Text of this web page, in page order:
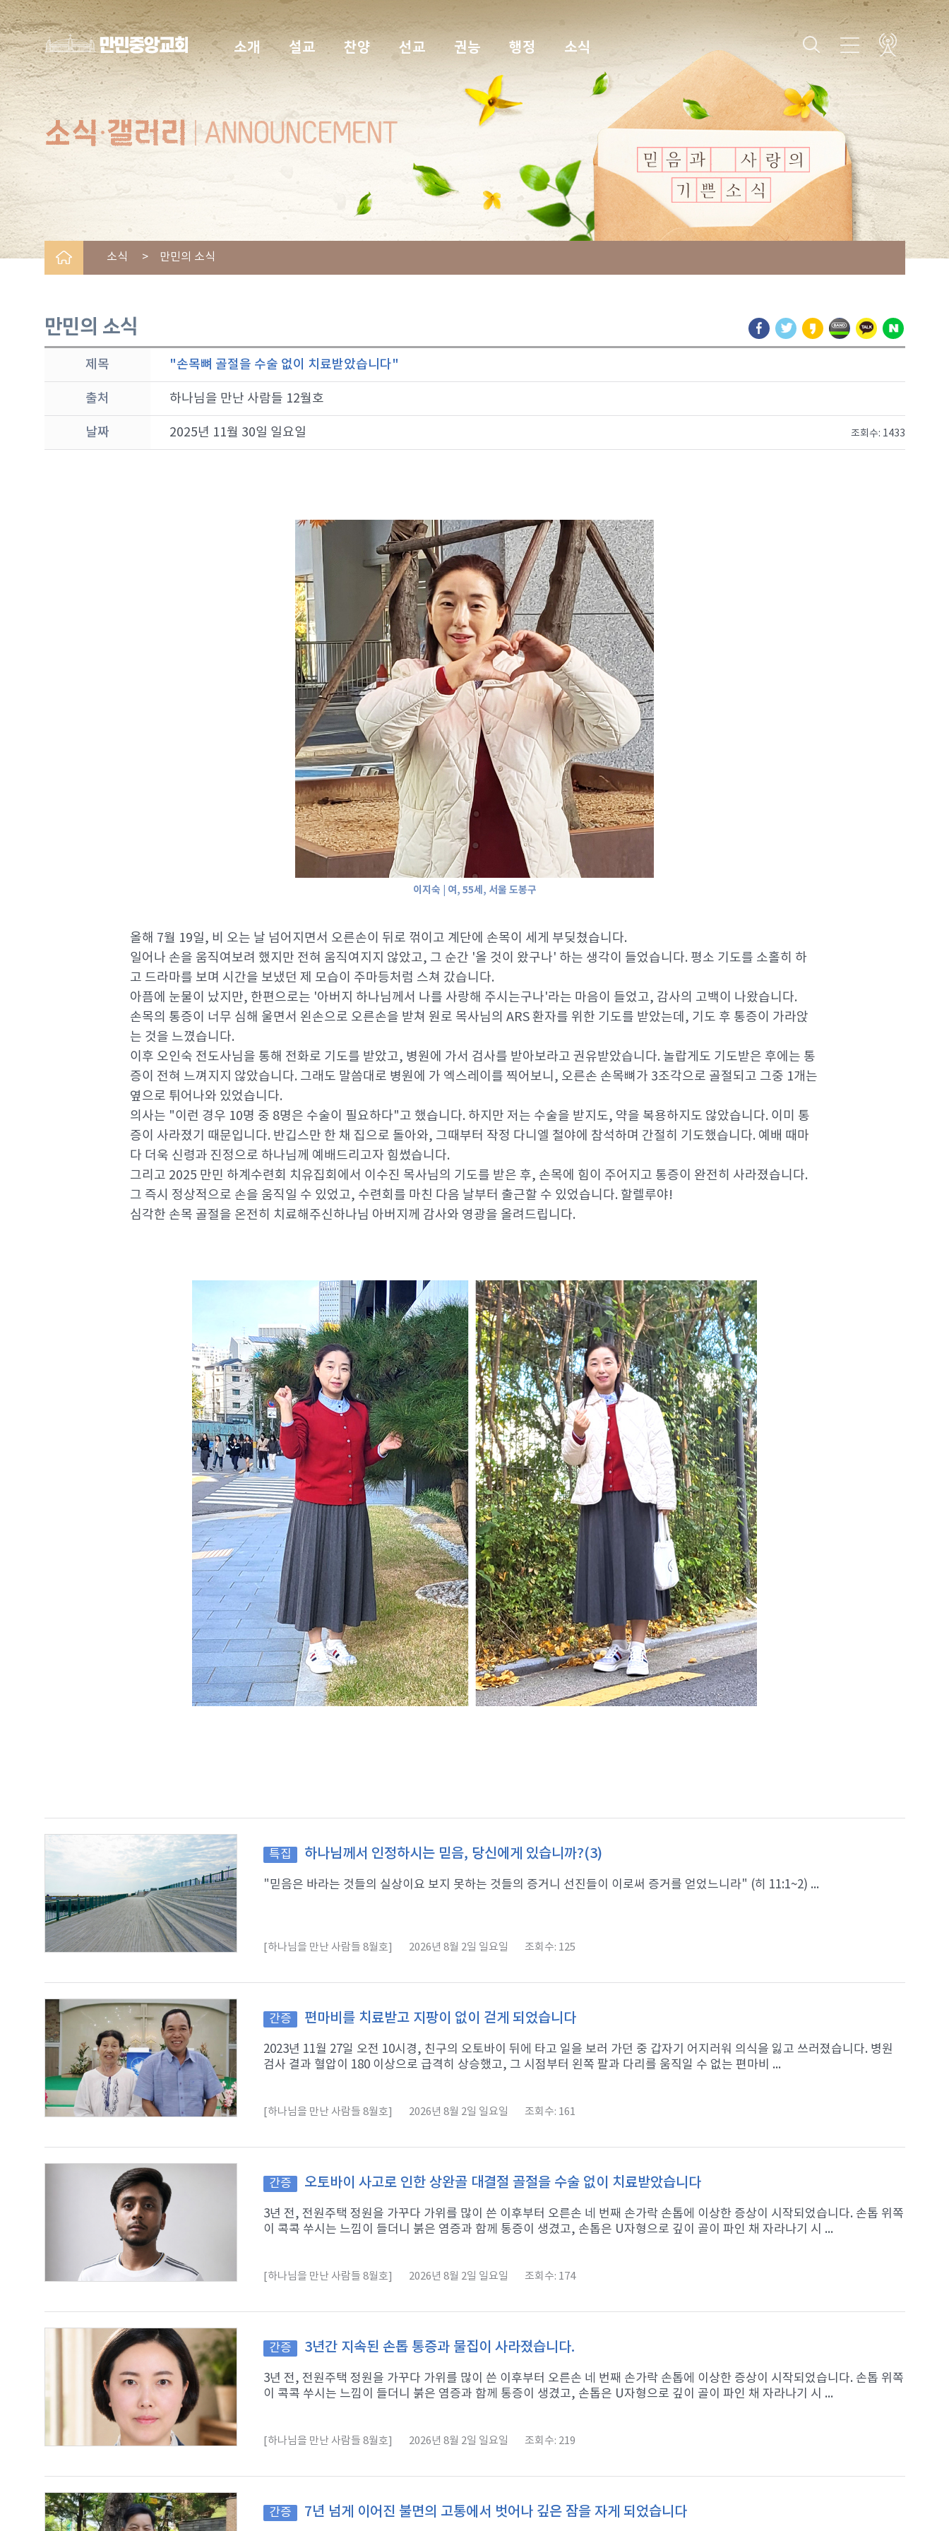
소개 설교 찬양 선교 권능 행정 소식
소식 > 만민의 소식
만민의 소식
제목 "손목뼈 골절을 수술 없이 치료받았습니다"
출처 하나님을 만난 사람들 12월호
날짜 2025년 11월 30일 일요일 조회수: 1433
이지숙 | 여, 55세, 서울 도봉구
올해 7월 19일, 비 오는 날 넘어지면서 오른손이 뒤로 꺾이고 계단에 손목이 세게 부딪쳤습니다.
일어나 손을 움직여보려 했지만 전혀 움직여지지 않았고, 그 순간 '올 것이 왔구나' 하는 생각이 들었습니다. 평소 기도를 소홀히 하
고 드라마를 보며 시간을 보냈던 제 모습이 주마등처럼 스쳐 갔습니다.
아픔에 눈물이 났지만, 한편으로는 '아버지 하나님께서 나를 사랑해 주시는구나'라는 마음이 들었고, 감사의 고백이 나왔습니다.
손목의 통증이 너무 심해 울면서 왼손으로 오른손을 받쳐 원로 목사님의 ARS 환자를 위한 기도를 받았는데, 기도 후 통증이 가라앉
는 것을 느꼈습니다.
이후 오인숙 전도사님을 통해 전화로 기도를 받았고, 병원에 가서 검사를 받아보라고 권유받았습니다. 놀랍게도 기도받은 후에는 통
증이 전혀 느껴지지 않았습니다. 그래도 말씀대로 병원에 가 엑스레이를 찍어보니, 오른손 손목뼈가 3조각으로 골절되고 그중 1개는
옆으로 튀어나와 있었습니다.
의사는 "이런 경우 10명 중 8명은 수술이 필요하다"고 했습니다. 하지만 저는 수술을 받지도, 약을 복용하지도 않았습니다. 이미 통
증이 사라졌기 때문입니다. 반깁스만 한 채 집으로 돌아와, 그때부터 작정 다니엘 철야에 참석하며 간절히 기도했습니다. 예배 때마
다 더욱 신령과 진정으로 하나님께 예배드리고자 힘썼습니다.
그리고 2025 만민 하계수련회 치유집회에서 이수진 목사님의 기도를 받은 후, 손목에 힘이 주어지고 통증이 완전히 사라졌습니다.
그 즉시 정상적으로 손을 움직일 수 있었고, 수련회를 마친 다음 날부터 출근할 수 있었습니다. 할렐루야!
심각한 손목 골절을 온전히 치료해주신하나님 아버지께 감사와 영광을 올려드립니다.
특집 하나님께서 인정하시는 믿음, 당신에게 있습니까?(3)
"믿음은 바라는 것들의 실상이요 보지 못하는 것들의 증거니 선진들이 이로써 증거를 얻었느니라" (히 11:1~2) ...
[하나님을 만난 사람들 8월호] 2026년 8월 2일 일요일 조회수: 125
간증 편마비를 치료받고 지팡이 없이 걷게 되었습니다
2023년 11월 27일 오전 10시경, 친구의 오토바이 뒤에 타고 일을 보러 가던 중 갑자기 어지러워 의식을 잃고 쓰러졌습니다. 병원
검사 결과 혈압이 180 이상으로 급격히 상승했고, 그 시점부터 왼쪽 팔과 다리를 움직일 수 없는 편마비 ...
[하나님을 만난 사람들 8월호] 2026년 8월 2일 일요일 조회수: 161
간증 오토바이 사고로 인한 상완골 대결절 골절을 수술 없이 치료받았습니다
3년 전, 전원주택 정원을 가꾸다 가위를 많이 쓴 이후부터 오른손 네 번째 손가락 손톱에 이상한 증상이 시작되었습니다. 손톱 위쪽
이 콕콕 쑤시는 느낌이 들더니 붉은 염증과 함께 통증이 생겼고, 손톱은 U자형으로 깊이 골이 파인 채 자라나기 시 ...
[하나님을 만난 사람들 8월호] 2026년 8월 2일 일요일 조회수: 174
간증 3년간 지속된 손톱 통증과 물집이 사라졌습니다.
3년 전, 전원주택 정원을 가꾸다 가위를 많이 쓴 이후부터 오른손 네 번째 손가락 손톱에 이상한 증상이 시작되었습니다. 손톱 위쪽
이 콕콕 쑤시는 느낌이 들더니 붉은 염증과 함께 통증이 생겼고, 손톱은 U자형으로 깊이 골이 파인 채 자라나기 시 ...
[하나님을 만난 사람들 8월호] 2026년 8월 2일 일요일 조회수: 219
간증 7년 넘게 이어진 불면의 고통에서 벗어나 깊은 잠을 자게 되었습니다